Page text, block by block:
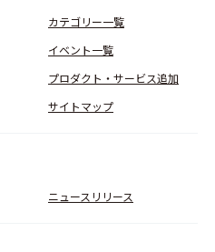
カテゴリー一覧
イベント一覧
プロダクト・サービス追加
サイトマップ
ニュースリリース